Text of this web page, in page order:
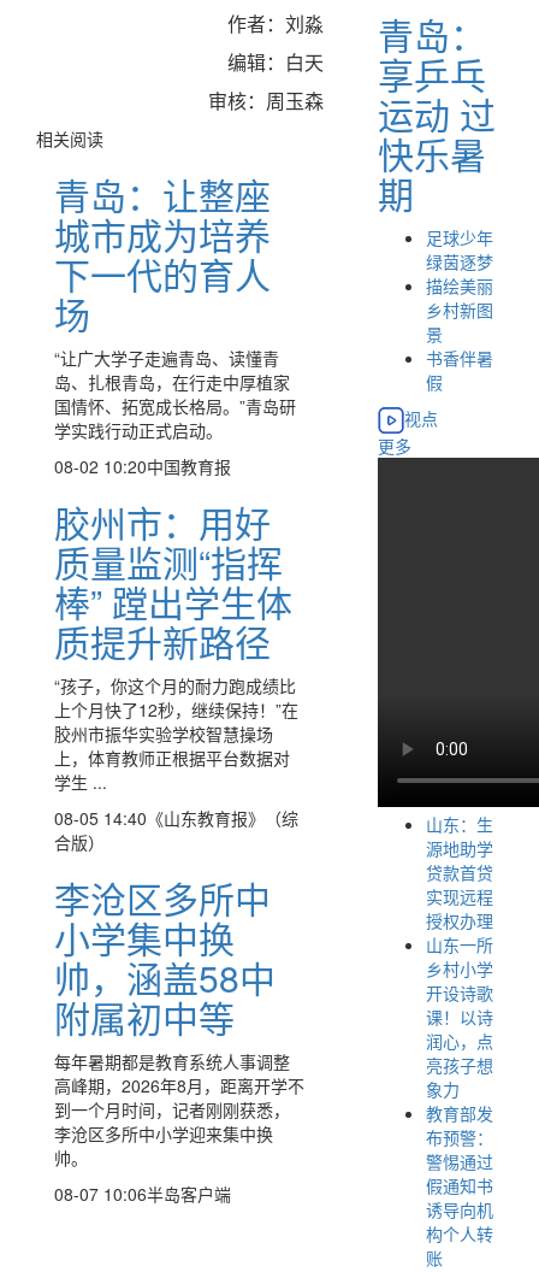
作者：刘淼
编辑：白天
审核：周玉森
相关阅读
青岛：让整座
城市成为培养
下一代的育人
场
“让广大学子走遍青岛、读懂青
岛、扎根青岛，在行走中厚植家
国情怀、拓宽成长格局。”青岛研
学实践行动正式启动。
08-02 10:20中国教育报
胶州市：用好
质量监测“指挥
棒” 蹚出学生体
质提升新路径
“孩子，你这个月的耐力跑成绩比
上个月快了12秒，继续保持！”在
胶州市振华实验学校智慧操场
上，体育教师正根据平台数据对
学生 ...
08-05 14:40 《山东教育报》（综
合版）
李沧区多所中
小学集中换
帅，涵盖58中
附属初中等
每年暑期都是教育系统人事调整
高峰期，2026年8月，距离开学不
到一个月时间，记者刚刚获悉，
李沧区多所中小学迎来集中换
帅。
08-07 10:06半岛客户端
青岛：
享乒乓
运动 过
快乐暑
期
足球少年
绿茵逐梦
描绘美丽
乡村新图
景
书香伴暑
假
视点
更多
山东：生
源地助学
贷款首贷
实现远程
授权办理
山东一所
乡村小学
开设诗歌
课！以诗
润心，点
亮孩子想
象力
教育部发
布预警：
警惕通过
假通知书
诱导向机
构个人转
账